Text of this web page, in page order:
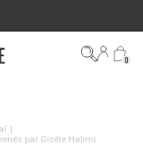
0
|
par Gisèle Halimi